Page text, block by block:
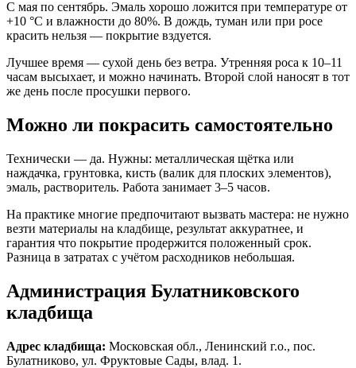
С мая по сентябрь. Эмаль хорошо ложится при температуре от
+10 °C и влажности до 80%. В дождь, туман или при росе
красить нельзя — покрытие вздуется.
Лучшее время — сухой день без ветра. Утренняя роса к 10–11
часам высыхает, и можно начинать. Второй слой наносят в тот
же день после просушки первого.
Можно ли покрасить самостоятельно
Технически — да. Нужны: металлическая щётка или
наждачка, грунтовка, кисть (валик для плоских элементов),
эмаль, растворитель. Работа занимает 3–5 часов.
На практике многие предпочитают вызвать мастера: не нужно
везти материалы на кладбище, результат аккуратнее, и
гарантия что покрытие продержится положенный срок.
Разница в затратах с учётом расходников небольшая.
Администрация Булатниковского
кладбища
Адрес кладбища: Московская обл., Ленинский г.о., пос.
Булатниково, ул. Фруктовые Сады, влад. 1.